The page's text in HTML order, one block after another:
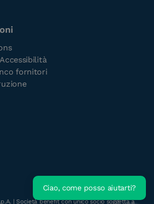
fornitori
| Società benefit con unico socio soggetta a
Ciao, come posso aiutarti?